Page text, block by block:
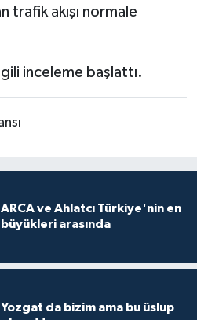
trafik akışı normale
inceleme başlattı.
ARCA ve Ahlatcı Türkiye'nin en
büyükleri arasında
Yozgat da bizim ama bu üslup